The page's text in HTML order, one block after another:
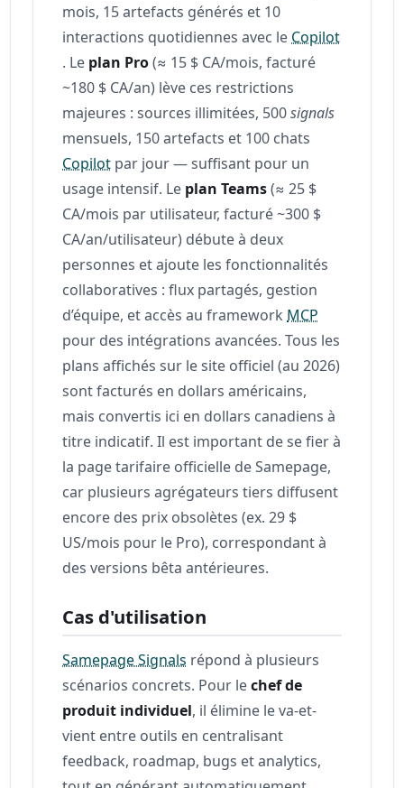
mois, 15 artefacts générés et 10
interactions quotidiennes avec le Copilot
. Le plan Pro(≈ 15 $ CA/mois, facturé
~180 $ CA/an) lève ces restrictions
majeures : sources illimitées, 500signals
mensuels, 150 artefacts et 100 chats
Copilot par jour — suffisant pour un
usage intensif. Le plan Teams(≈ 25 $
CA/mois par utilisateur, facturé ~300 $
CA/an/utilisateur) débute à deux
personnes et ajoute les fonctionnalités
collaboratives : flux partagés, gestion
d’équipe, et accès au framework MCP
pour des intégrations avancées. Tous les
plans affichés sur le site officiel (au 2026)
sont facturés en dollars américains,
mais convertis ici en dollars canadiens à
titre indicatif. Il est important de se fier à
la page tarifaire officielle de Samepage,
car plusieurs agrégateurs tiers diffusent
encore des prix obsolètes (ex. 29 $
US/mois pour le Pro), correspondant à
des versions bêta antérieures.
Cas d'utilisation
Samepage Signals répond à plusieurs
scénarios concrets. Pour lechef de
produit individuel, il élimine le va-et-
vient entre outils en centralisant
feedback, roadmap, bugs et analytics,